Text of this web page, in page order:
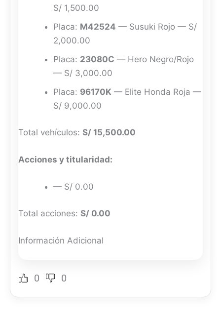
S/ 1,500.00
Placa: M42524 — Susuki Rojo — S/
2,000.00
Placa: 23080C — Hero Negro/Rojo
— S/ 3,000.00
Placa: 96170K — Elite Honda Roja —
S/ 9,000.00
Total vehículos: S/ 15,500.00
Acciones y titularidad:
— S/ 0.00
Total acciones: S/ 0.00
Información Adicional
0 0